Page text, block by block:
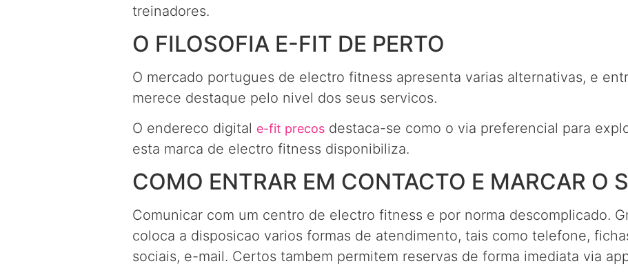
treinadores.
O FILOSOFIA E-FIT DE PERTO
O mercado portugues de electro fitness apresenta varias alternativas, e
merece destaque pelo nivel dos seus servicos.
O endereco digital e-fit precos destaca-se como o via preferencial para
esta marca de electro fitness disponibiliza.
COMO ENTRAR EM CONTACTO E MARCAR O
Comunicar com um centro de electro fitness e por norma descomplicado.
coloca a disposicao varios formas de atendimento, tais como telefone,
sociais, e-mail. Certos tambem permitem reservas de forma imediata via